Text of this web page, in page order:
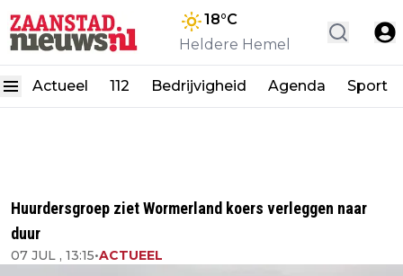
18°C
Heldere Hemel
Actueel 112 Bedrijvigheid Agenda Sport
Huurdersgroep ziet Wormerland koers verleggen naar
duur
07 JUL , 13:15•ACTUEEL